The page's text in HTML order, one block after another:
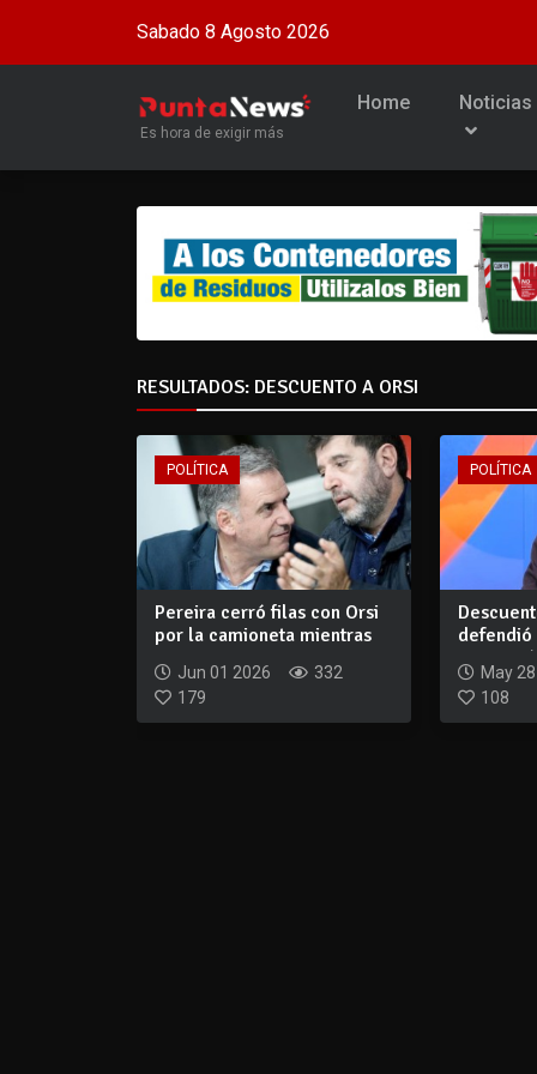
Sabado 8 Agosto 2026
Es hora de exigir más
Home Noticias
RESULTADOS: DESCUENTO A ORSI
POLÍTICA
Pereira cerró filas con Orsi
por la camioneta mientras
Jun 01 2026
332
179
POLÍTICA
se
May
108